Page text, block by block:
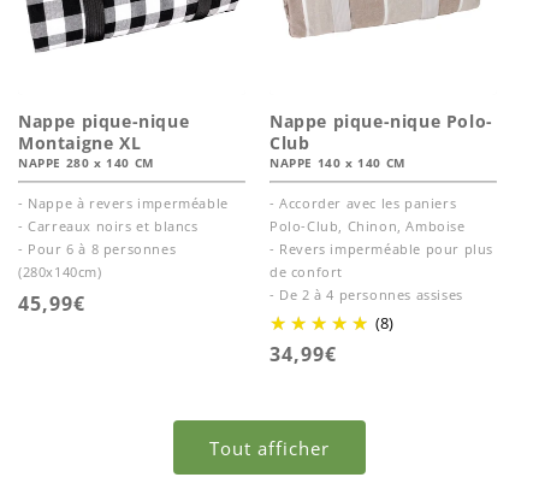
Nappe pique-nique
Montaigne XL
NAPPE 280 x 140 CM
- Nappe à revers imperméable
- Carreaux noirs et blancs
- Pour 6 à 8 personnes
(280x140cm)
Prix
45,99€
Nappe pique-nique Polo-
Club
NAPPE 140 x 140 CM
- Accorder avec les paniers
Polo-Club, Chinon, Amboise
- Revers imperméable pour plus
de confort
- De 2 à 4 personnes assises
(8)
Prix
34,99€
Tout afficher